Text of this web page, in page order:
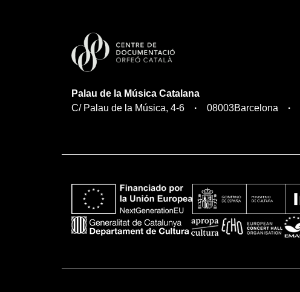
Palau de la Música Catalana
C/ Palau de la Música, 4-6
08003Barcelona